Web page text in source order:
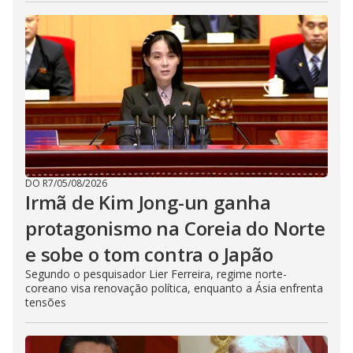
DO R7/05/08/2026
Irmã de Kim Jong-un ganha
protagonismo na Coreia do Norte
e sobe o tom contra o Japão
Segundo o pesquisador Lier Ferreira, regime norte-
coreano visa renovação política, enquanto a Ásia enfrenta
tensões